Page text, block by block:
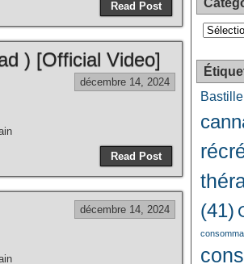
Read Post
) [Official Video]
décembre 14, 2024
Read Post
décembre 14, 2024
Bastille
(41)